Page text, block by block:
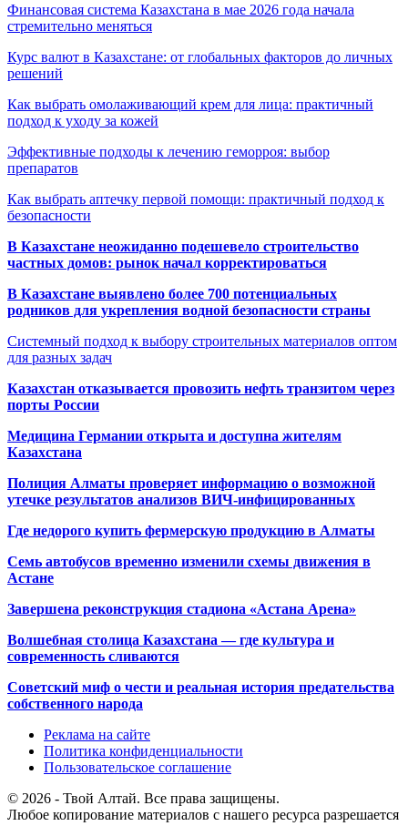
Финансовая система Казахстана в мае 2026 года начала
стремительно меняться
Курс валют в Казахстане: от глобальных факторов до личных
решений
Как выбрать омолаживающий крем для лица: практичный
подход к уходу за кожей
Эффективные подходы к лечению геморроя: выбор
препаратов
Как выбрать аптечку первой помощи: практичный подход к
безопасности
В Казахстане неожиданно подешевело строительство
частных домов: рынок начал корректироваться
В Казахстане выявлено более 700 потенциальных
родников для укрепления водной безопасности страны
Системный подход к выбору строительных материалов оптом
для разных задач
Казахстан отказывается провозить нефть транзитом через
порты России
Медицина Германии открыта и доступна жителям
Казахстана
Полиция Алматы проверяет информацию о возможной
утечке результатов анализов ВИЧ-инфицированных
Где недорого купить фермерскую продукцию в Алматы
Семь автобусов временно изменили схемы движения в
Астане
Завершена реконструкция стадиона «Астана Арена»
Волшебная столица Казахстана — где культура и
современность сливаются
Советский миф о чести и реальная история предательства
собственного народа
Реклама на сайте
Политика конфиденциальности
Пользовательское соглашение
© 2026 - Твой Алтай. Все права защищены.
Любое копирование материалов с нашего ресурса разрешается